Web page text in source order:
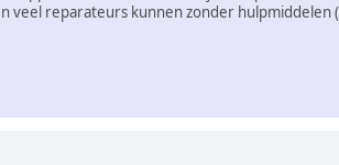
veel reparateurs kunnen zonder